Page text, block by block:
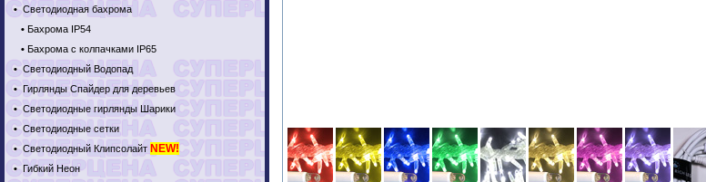
•Светодиодная бахрома
• Бахрома IP54
• Бахрома с колпачками IP65
•Светодиодный Водопад
•Гирлянды Спайдер для деревьев
•Светодиодные гирлянды Шарики
•Светодиодные сетки
•Светодиодный Клипсолайт NEW!
•Гибкий Неон